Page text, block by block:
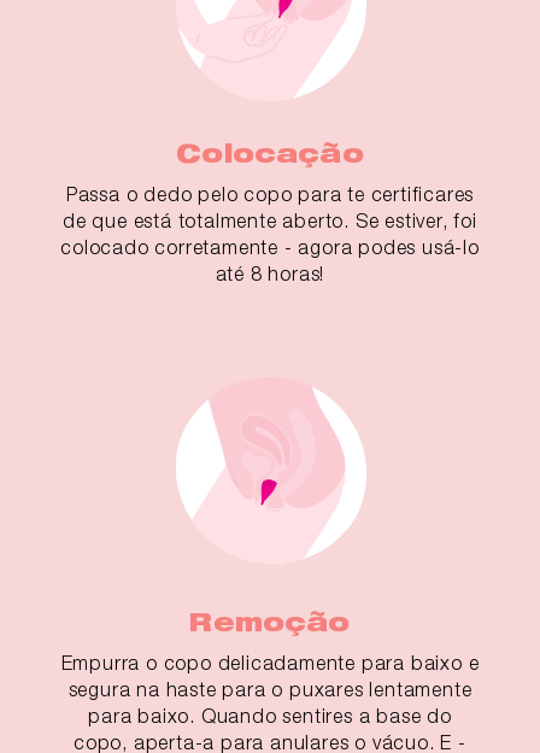
Colocação
Passa o dedo pelo copo para te certificares
de que está totalmente aberto. Se estiver, foi
colocado corretamente - agora podes usá-lo
até 8 horas!
Remoção
Empurra o copo delicadamente para baixo e
segura na haste para o puxares lentamente
para baixo. Quando sentires a base do
copo, aperta-a para anulares o vácuo. E -